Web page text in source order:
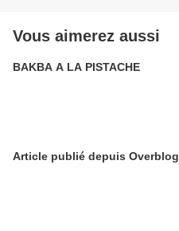
Vous aimerez aussi
BAKBA A LA PISTACHE
Article publié depuis Overblog